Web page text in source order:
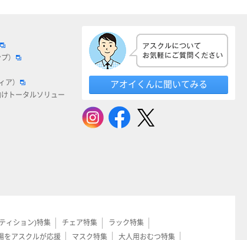
）
ア）
トータルソリュー
アオイくんに聞いてみる
ィション)特集 チェア特集
ラック特集
をアスクルが応援 マスク特集 大人用おむつ特集